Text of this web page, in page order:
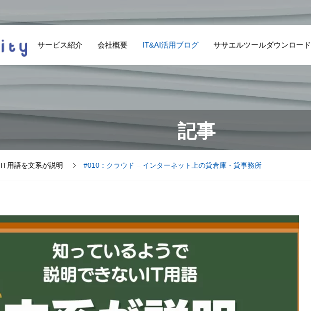
サービス紹介 会社概要 IT&AI活用ブログ ササエルツールダウンロード
記事
IT用語を文系が説明 #010：クラウド – インターネット上の貸倉庫・貸事務所